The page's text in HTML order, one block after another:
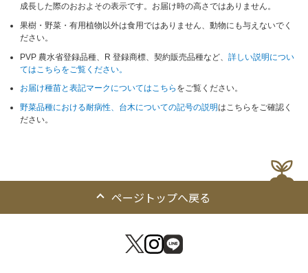
成長した際のおおよその表示です。お届け時の高さではありません。
果樹・野菜・有用植物以外は食用ではありません、動物にも与えないでく
ださい。
PVP 農水省登録品種、R 登録商標、契約販売品種など、詳しい説明につい
てはこちらをご覧ください。
お届け種苗と表記マークについてはこちら をご覧ください。
野菜品種における耐病性、台木についての記号の説明はこちらをご確認く
ださい。
ページトップへ戻る